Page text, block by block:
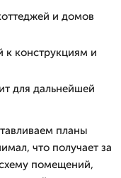
и домов
к конструкциям и
для дальнейшей
планы
что получает за
помещений,